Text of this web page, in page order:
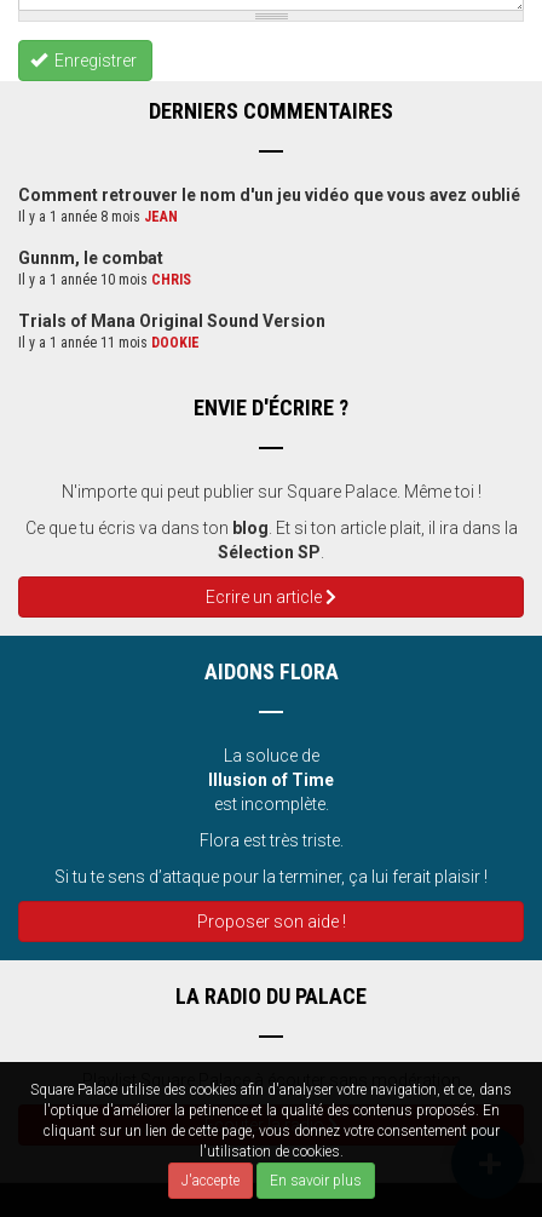
Square Palace utilise des cookies afin d'analyser votre navigation, et ce, dans
l'optique d'améliorer la petinence et la qualité des contenus proposés. En
cliquant sur un lien de cette page, vous donnez votre consentement pour
l'utilisation de cookies.
J'accepte
En savoir plus
Enregistrer
DERNIERS COMMENTAIRES
Comment retrouver le nom d'un jeu vidéo que vous avez oublié
Il y a 1 année 8 mois JEAN
Gunnm, le combat
Il y a 1 année 10 mois CHRIS
Trials of Mana Original Sound Version
Il y a 1 année 11 mois DOOKIE
ENVIE D'ÉCRIRE ?
N'importe qui peut publier sur Square Palace. Même toi !
Ce que tu écris va dans ton blog. Et si ton article plait, il ira dans la
Sélection SP.
Ecrire un article
AIDONS FLORA
La soluce de
Illusion of Time
est incomplète.
Flora est très triste.
Si tu te sens d’attaque pour la terminer, ça lui ferait plaisir !
Proposer son aide !
LA RADIO DU PALACE
Playlist Square Palace à écouter sans modération
Écouter la radio